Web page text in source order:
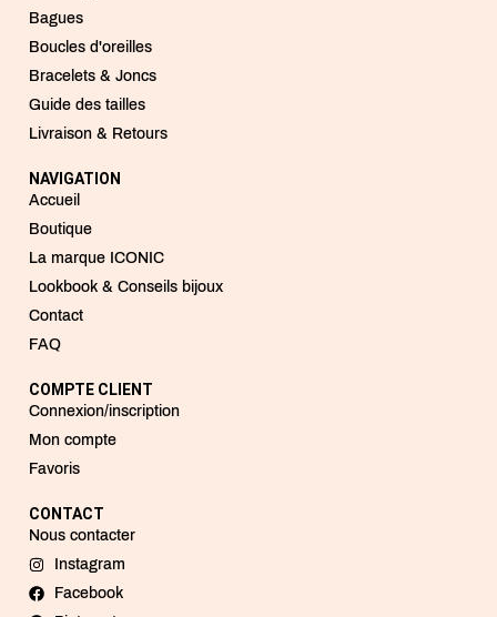
Bagues
Boucles d'oreilles
Bracelets & Joncs
Guide des tailles
Livraison & Retours
NAVIGATION
Accueil
Boutique
La marque ICONIC
Lookbook & Conseils bijoux
Contact
FAQ
COMPTE CLIENT
Connexion/inscription
Mon compte
Favoris
CONTACT
Nous contacter
Instagram
Facebook